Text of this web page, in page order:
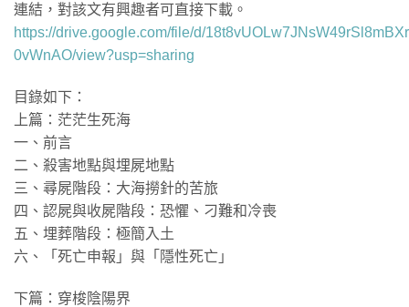
連結，對該文有興趣者可直接下載。
https://drive.google.com/file/d/
0vWnAO/view?usp=sharing
目錄如下：
上篇：茫茫生死海
一、前言
二、殺害地點與埋屍地點
三、尋屍階段：大海撈針的苦旅
四、認屍與收屍階段：恐懼、刁難和冷喪
五、埋葬階段：極簡入土
六、「死亡申報」與「隱性死亡」
下篇：穿梭陰陽界